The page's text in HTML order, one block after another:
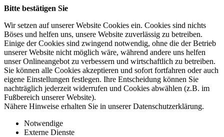
Bitte bestätigen Sie
Wir setzen auf unserer Website Cookies ein. Cookies sind nichts
Böses und helfen uns, unsere Website zuverlässig zu betreiben.
Einige der Cookies sind zwingend notwendig, ohne die der Betrieb
unserer Website nicht möglich wäre, während andere uns helfen
unser Onlineangebot zu verbessern und wirtschaftlich zu betreiben.
Sie können alle Cookies akzeptieren und sofort fortfahren oder auch
eigene Einstellungen festlegen. Ihre Entscheidung können Sie
nachträglich jederzeit widerrufen und Cookies abwählen (z.B. im
Fußbereich unserer Website).
Nähere Hinweise erhalten Sie in unserer Datenschutzerklärung.
Notwendige
Externe Dienste